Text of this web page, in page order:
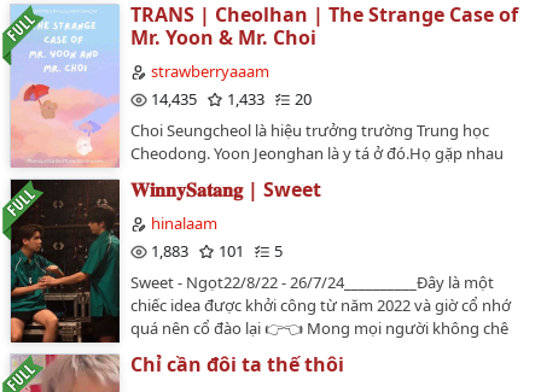
đều lặng lẽ để lại dấu vết trong tim cậu.Genya không
nhận ra rằng mình đã bắt đầu rung động.Cũng không
biết rằng, có người đã để ý đến cậu từ rất lâu
rồi.Warning: Có thể OOC…
TRANS | Cheolhan | The Strange Case of
Mr. Yoon & Mr. Choi
strawberryaaam
14,435
1,433
20
Choi Seungcheol là hiệu trưởng trường Trung học
Cheodong. Yoon Jeonghan là y tá ở đó.Họ gặp nhau
một cách lịch sự và thi thoảng trao đổi với nhau vài lời.
Không có gì quá khoa trương, phải không? Chà, điều
đó không ngăn được học sinh trong trường đồn đoán
đồn bắt đầu lan truyền.Có vẻ như thầy Choi và thầy
Yoon đang ở trong một mối quan hệ bí mật. -Tác giả:
@LullabyForACat on Wattpad/prairies_writing on
AO3Dịch bởi: strawberryaaamLink gốc: https://
𝐖𝐢𝐧𝐧𝐲𝐒𝐚𝐭𝐚𝐧𝐠 | Sweet
hinalaam
1,883
101
5
Sweet - Ngọt22/8/22 - 26/7/24__________Đây là một
chiếc idea được khởi công từ năm 2022 và giờ cổ nhớ
quá nên cổ đào lại 👉👈 Mong mọi người không chê
nó cũ nhaaa (Vì dạo này viết drama nhiều quá nên tác
giả cũng cần được chữa lành 🥰 Tự hứa là fic này giống
Chỉ cần đôi ta thế thôi